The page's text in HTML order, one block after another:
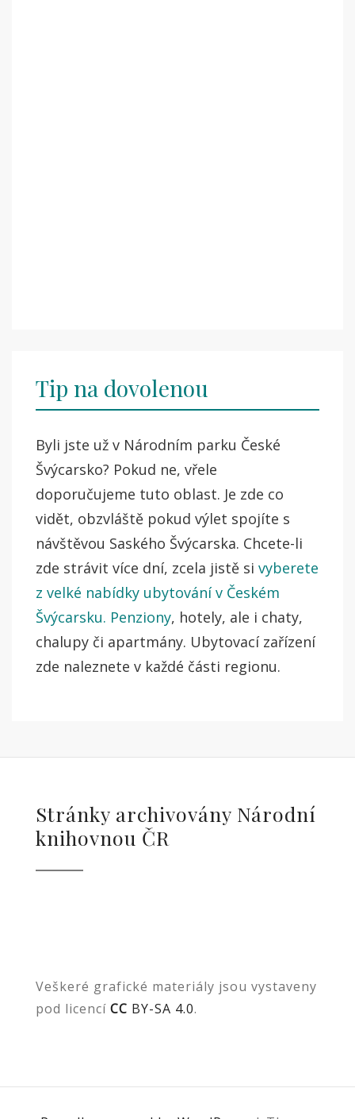
Tip na dovolenou
Byli jste už v Národním parku České
Švýcarsko? Pokud ne, vřele
doporučujeme tuto oblast. Je zde co
vidět, obzvláště pokud výlet spojíte s
návštěvou Saského Švýcarska. Chcete-li
zde strávit více dní, zcela jistě si vyberete
z velké nabídky ubytování v Českém
Švýcarsku. Penziony, hotely, ale i chaty,
chalupy či apartmány. Ubytovací zařízení
zde naleznete v každé části regionu.
Stránky archivovány Národní
knihovnou ČR
Veškeré grafické materiály jsou vystaveny
pod licencí CC BY-SA 4.0.